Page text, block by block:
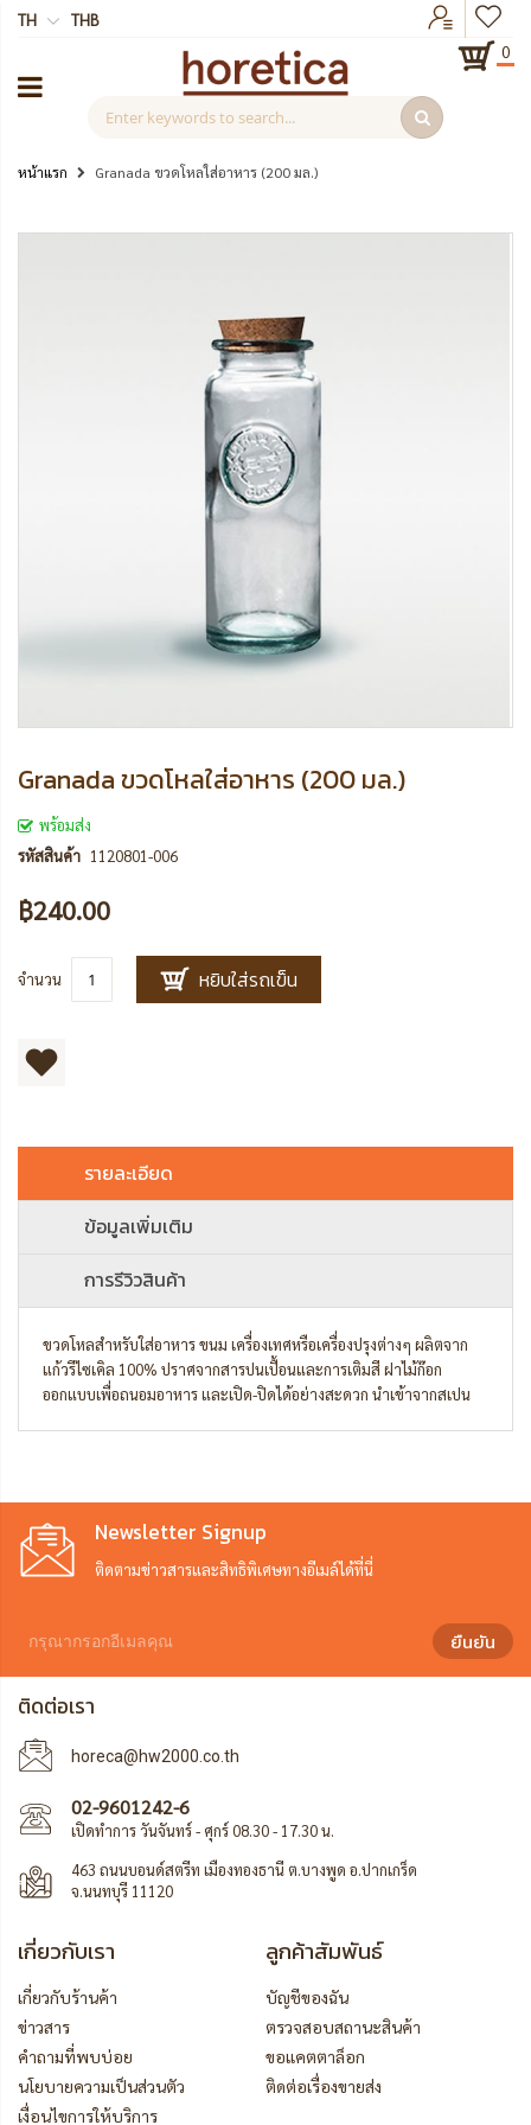
TH
THB
0
หน้าแรก Granada ขวดโหลใส่อาหาร (200 มล.)
Granada ขวดโหลใส่อาหาร (200 มล.)
พร้อมส่ง
รหัสสินค้า 1120801-006
฿240.00
จำนวน หยิบใส่รถเข็น
รายละเอียด
ข้อมูลเพิ่มเติม
การรีวิวสินค้า
ขวดโหลสำหรับใส่อาหาร ขนม เครื่องเทศหรือเครื่องปรุงต่างๆ ผลิตจาก
แก้วรีไซเคิล 100% ปราศจากสารปนเปื้อนและการเติมสี ฝาไม้ก๊อก
ออกแบบเพื่อถนอมอาหาร และเปิด-ปิดได้อย่างสะดวก นำเข้าจากสเปน
Newsletter Signup
ติดตามข่าวสารและสิทธิพิเศษทางอีเมล์ได้ที่นี่
ยืนยัน
ติดต่อเรา
horeca@hw2000.co.th
02-9601242-6
เปิดทำการ วันจันทร์ - ศุกร์ 08.30 - 17.30 น.
463 ถนนบอนด์สตรีท เมืองทองธานี ต.บางพูด อ.ปากเกร็ด
จ.นนทบุรี 11120
เกี่ยวกับเรา
เกี่ยวกับร้านค้า
ข่าวสาร
คำถามที่พบบ่อย
นโยบายความเป็นส่วนตัว
เงื่อนไขการให้บริการ
ลูกค้าสัมพันธ์
บัญชีของฉัน
ตรวจสอบสถานะสินค้า
ขอแคตตาล็อก
ติดต่อเรื่องขายส่ง